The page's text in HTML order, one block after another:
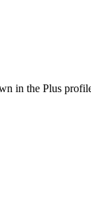
in the Plus